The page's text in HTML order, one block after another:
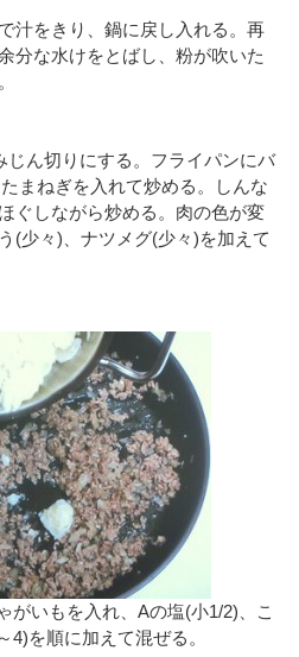
汁をきり、鍋に戻し入れる。再
分な水けをとばし、粉が吹いた
じん切りにする。フライパンにバ
まねぎを入れて炒める。しんな
ぐしながら炒める。肉の色が変
(少々)、ナツメグ(少々)を加えて
がいもを入れ、Aの塩(小1/2)、こ
4)を順に加えて混ぜる。